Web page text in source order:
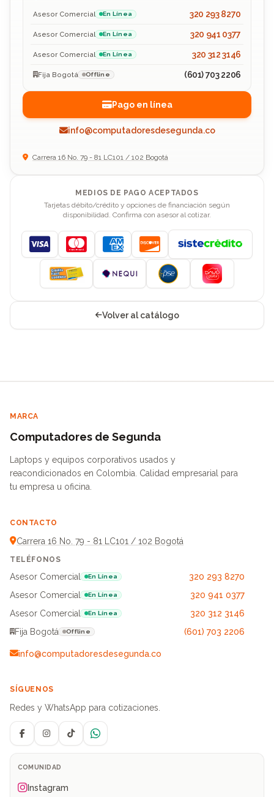
Asesor Comercial En Línea 320 293 8270
Asesor Comercial En Línea 320 941 0377
Asesor Comercial En Línea 320 312 3146
Fija Bogotá Offline (601) 703 2206
Pago en línea
info@computadoresdesegunda.co
Carrera 16 No. 79 - 81 LC101 / 102 Bogotá
MEDIOS DE PAGO ACEPTADOS
Tarjetas débito/crédito y opciones de financiación según
disponibilidad. Confirma con asesor al cotizar.
Visa MastercardAmerican Express
Discover
Volver al catálogo
MARCA
Computadores de Segunda
Laptops y equipos corporativos usados y
reacondicionados en Colombia. Calidad empresarial para
tu empresa u oficina.
CONTACTO
Carrera 16 No. 79 - 81 LC101 / 102 Bogotá
TELÉFONOS
Asesor Comercial En Línea
320 293 8270
Asesor Comercial
En Línea
320 941 0377
Asesor Comercial
En Línea
320 312 3146
Fija Bogotá
Offline (601) 703 2206
info@computadoresdesegunda.co
SÍGUENOS
Redes y WhatsApp para cotizaciones.
FacebookInstagramTikTokWhatsApp
COMUNIDAD
Instagram